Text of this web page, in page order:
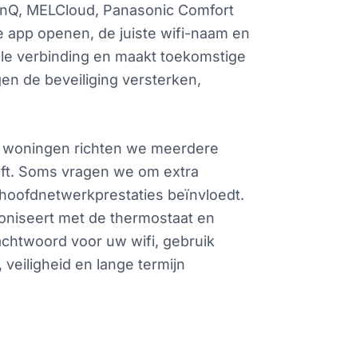
MELCloud, Panasonic Comfort
app openen, de juiste wifi-naam en
verbinding en maakt toekomstige
de beveiliging versterken,
richten we meerdere
Soms vragen we om extra
beïnvloedt.
met de thermostaat en
voor uw wifi, gebruik
en lange termijn